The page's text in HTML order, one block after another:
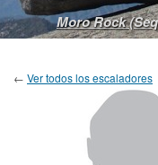
Moro Rock
← Ver todos los escaladores